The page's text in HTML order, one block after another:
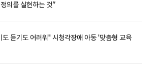
의를 실현하는 것”
듣기도 어려워" 시청각장애 아동 '맞춤형 교육